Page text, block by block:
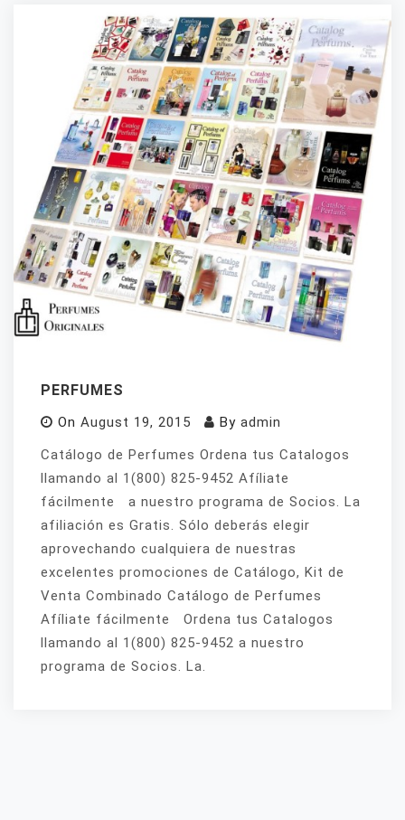
PERFUMES
On August 19, 2015 By admin
Catálogo de Perfumes Ordena tus Catalogos
llamando al 1(800) 825-9452 Afíliate
fácilmente a nuestro programa de Socios. La
afiliación es Gratis. Sólo deberás elegir
aprovechando cualquiera de nuestras
excelentes promociones de Catálogo, Kit de
Venta Combinado Catálogo de Perfumes
Afíliate fácilmente Ordena tus Catalogos
llamando al 1(800) 825-9452 a nuestro
programa de Socios. La.